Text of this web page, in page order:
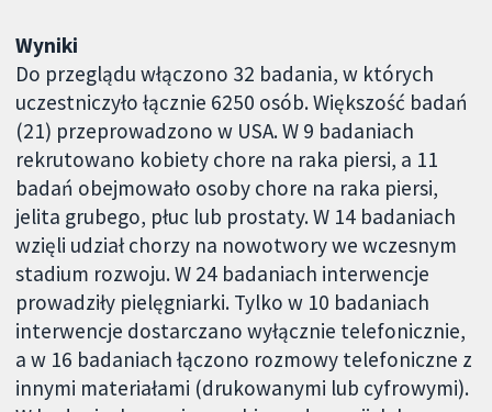
Wyniki
Do przeglądu włączono 32 badania, w których
uczestniczyło łącznie 6250 osób. Większość badań
(21) przeprowadzono w USA. W 9 badaniach
rekrutowano kobiety chore na raka piersi, a 11
badań obejmowało osoby chore na raka piersi,
jelita grubego, płuc lub prostaty. W 14 badaniach
wzięli udział chorzy na nowotwory we wczesnym
stadium rozwoju. W 24 badaniach interwencje
prowadziły pielęgniarki. Tylko w 10 badaniach
interwencje dostarczano wyłącznie telefonicznie,
a w 16 badaniach łączono rozmowy telefoniczne z
innymi materiałami (drukowanymi lub cyfrowymi).